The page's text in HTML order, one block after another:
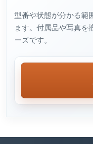
型番や状態が分かる範
ます。付属品や写真を
ーズです。